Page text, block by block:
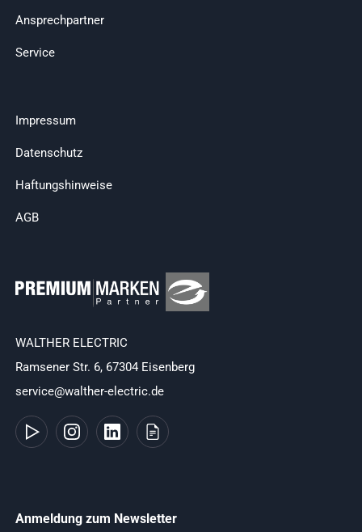
Ansprechpartner
Service
Impressum
Datenschutz
Haftungshinweise
AGB
WALTHER ELECTRIC
Ramsener Str. 6, 67304 Eisenberg
service@walther-electric.de
Anmeldung zum Newsletter